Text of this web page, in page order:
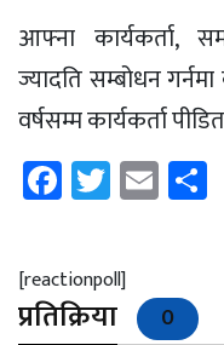
आफ्ना कार्यकर्ता,
ज्यादति सम्बोधन
वर्षसम्म कार्यकर्ता
Facebook
Twitter
Email
[reactionpoll]
प्रतिक्रिया 0